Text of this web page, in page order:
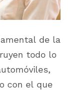
de la
todo lo
con el que